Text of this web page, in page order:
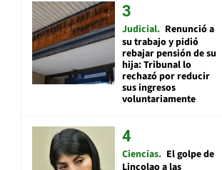
Judicial Renunció a
su trabajo y pidió
rebajar pensión de su
hija: Tribunal lo
rechazó por reducir
sus ingresos
voluntariamente
Ciencias El golpe de
Lincolao a las